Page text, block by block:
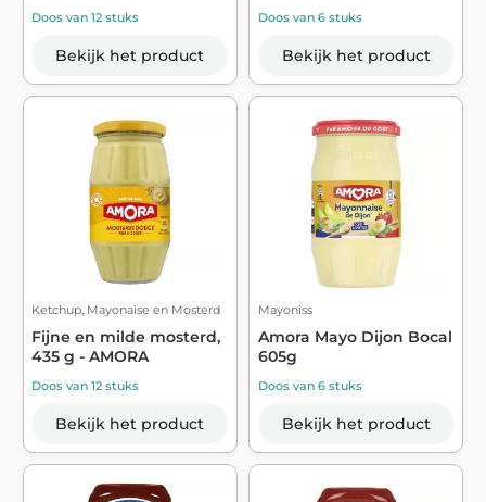
Doos van 12 stuks
Bekijk het product
Doos van 6 stuks
Bekijk het product
Ketchup, Mayonaise en Mosterd
Fijne en milde mosterd,
435 g - AMORA
Doos van 12 stuks
Bekijk het product
Mayoniss
Amora Mayo Dijon Bocal
605g
Doos van 6 stuks
Bekijk het product